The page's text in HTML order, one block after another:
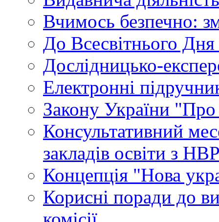
Вчимось безпечно:
До Всесвітнього Дня
Дослідницько-
Електронні
Закону України "Про
Консультативний
закладів освіти з
Концепція "Нова
Корисні поради до